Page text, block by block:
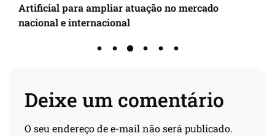
Artificial para ampliar atuação no mercado
nacional e internacional
Deixe um comentário
O seu endereço de e-mail não será publicado.